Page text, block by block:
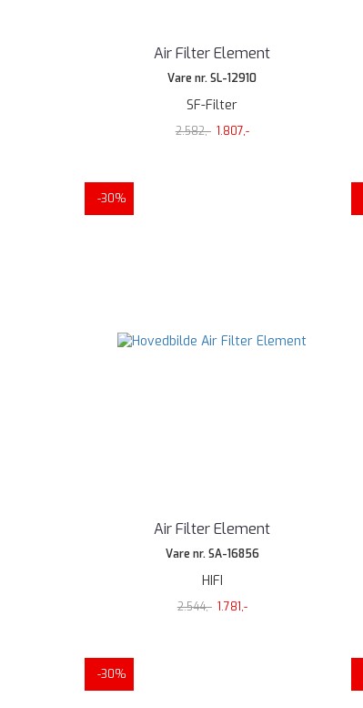
Air Filter Element
Vare nr. SL-12910
SF-Filter
2.582,- 1.807,-
-30%
Air Filter Element
Vare nr. SA-16856
HIFI
2.544,- 1.781,-
-30%